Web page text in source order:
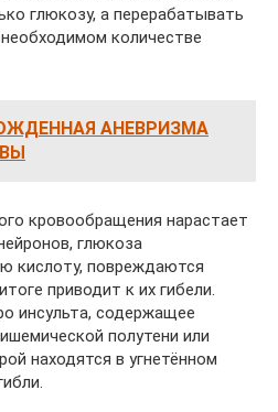
глюкозу, а перерабатывать
количестве
АНЕВРИЗМА
кровообращения нарастает
глюкоза
кислоту, повреждаются
приводит к их гибели.
инсульта, содержащее
полутени или
находятся в угнетённом